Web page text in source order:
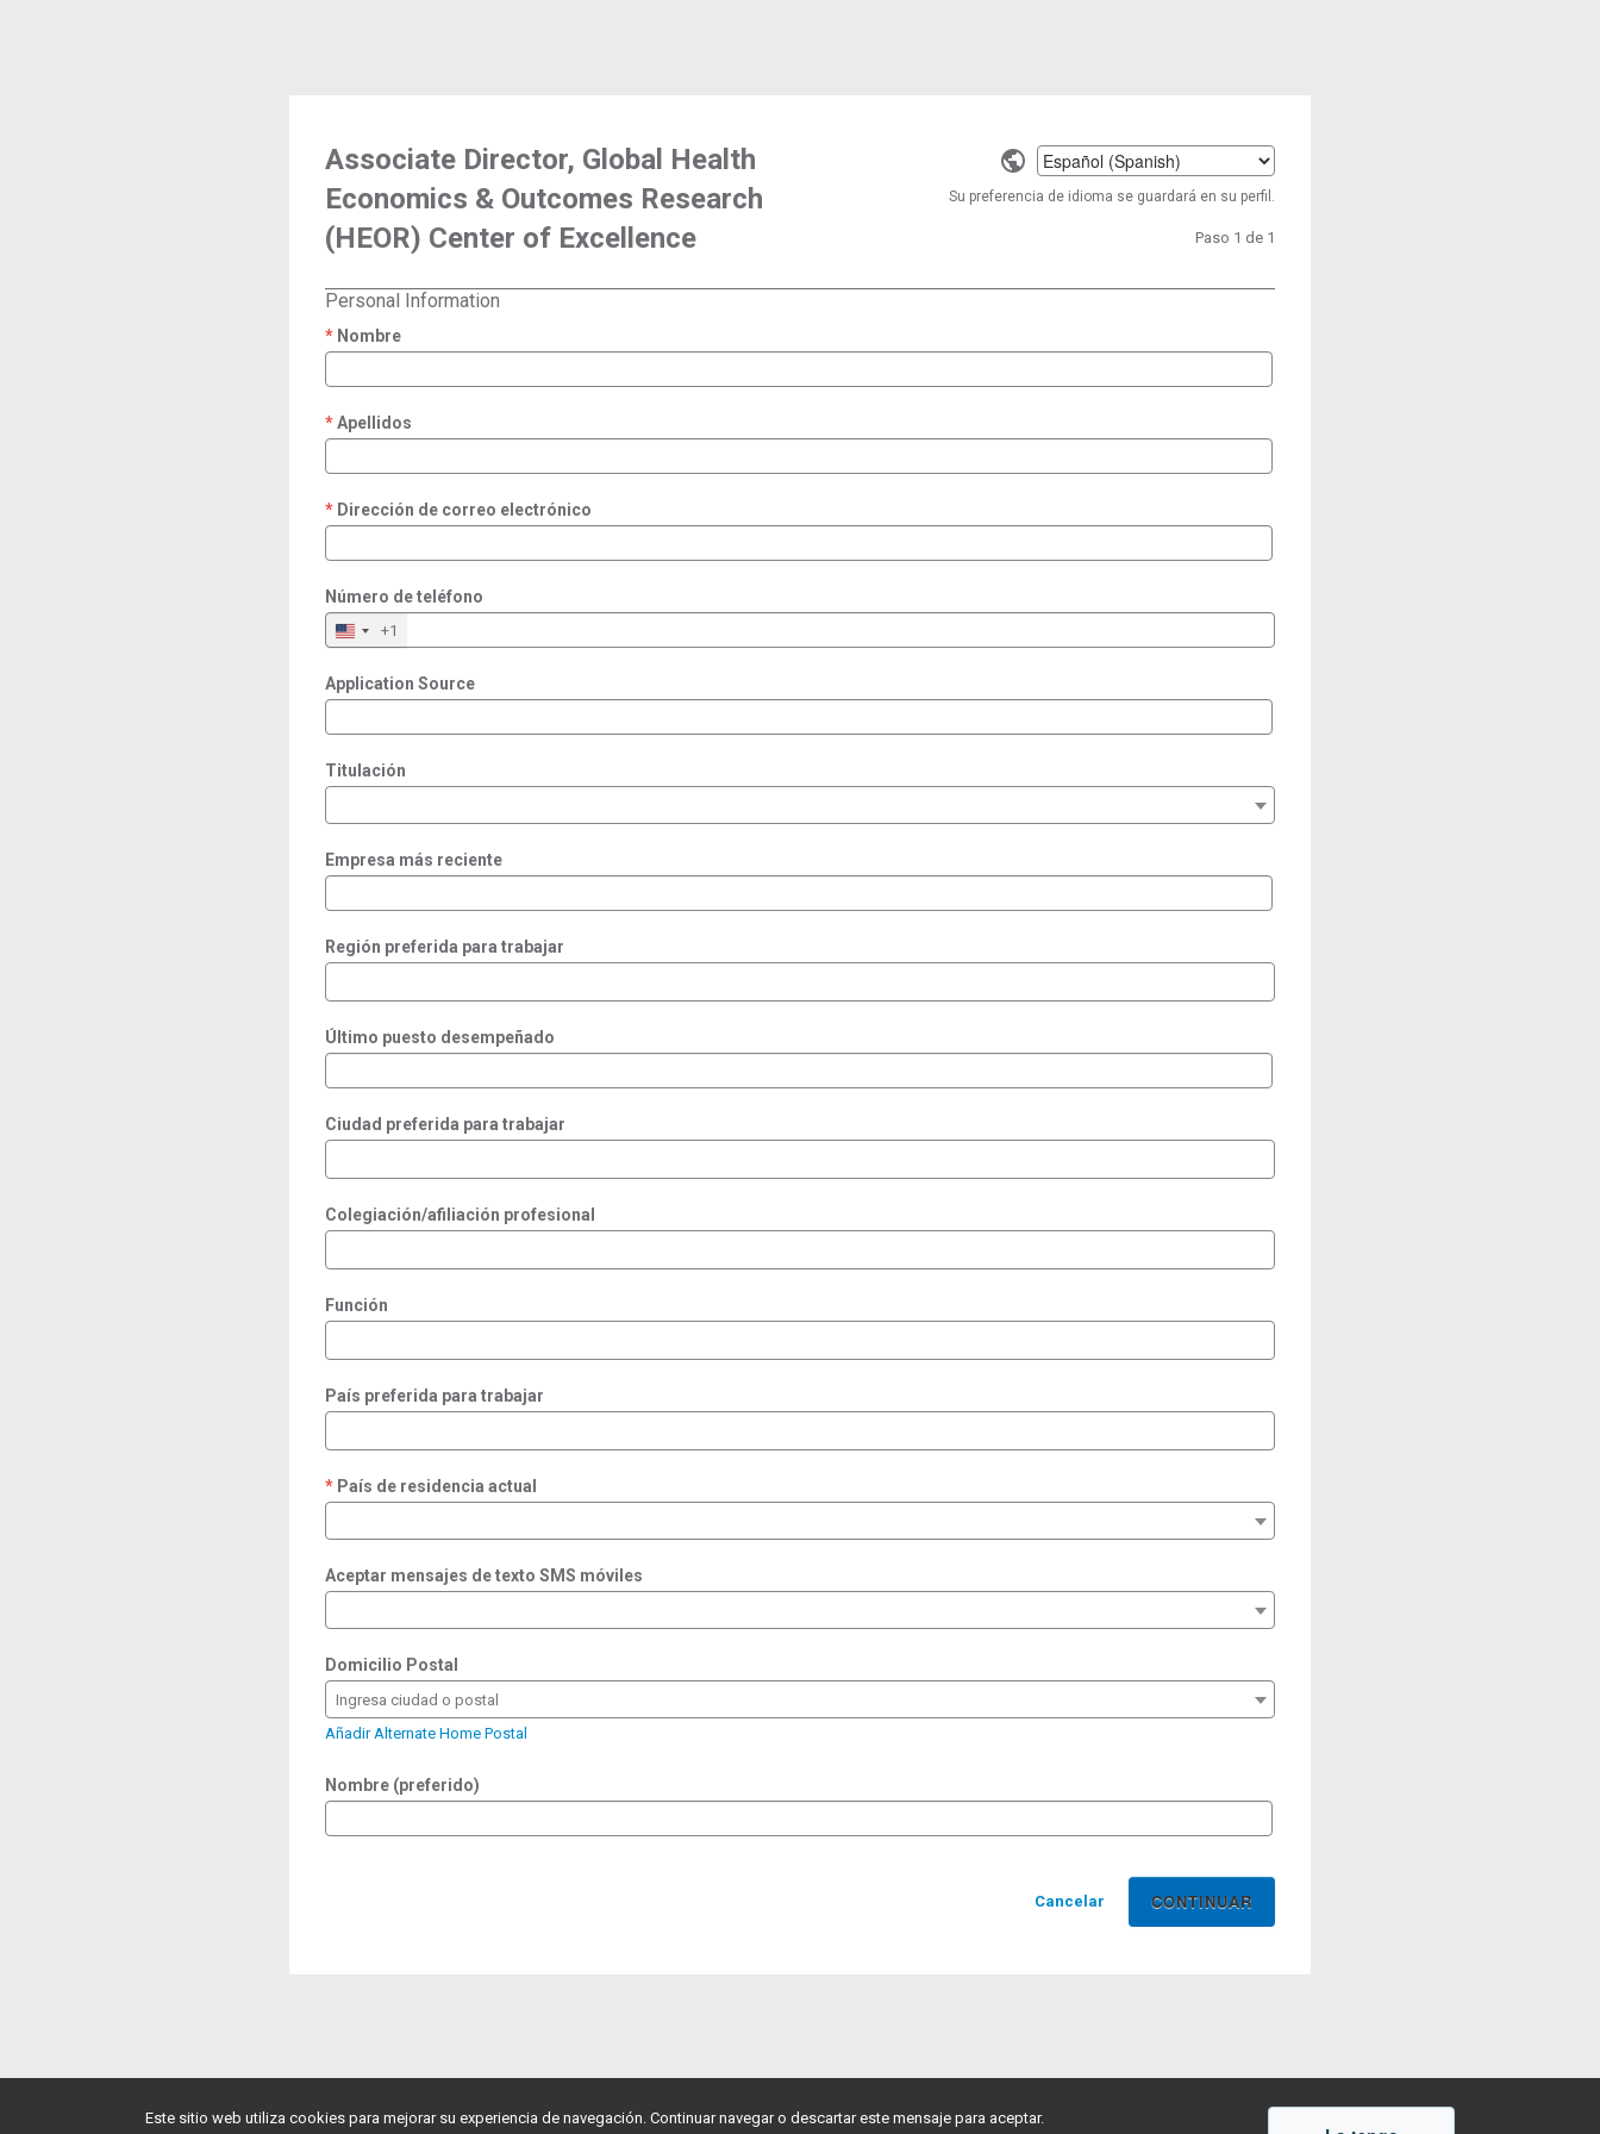
Select
a
Su preferencia de idioma se guardará en su perfil.
Associate Director, Global Health
Economics & Outcomes Research
(HEOR) Center of Excellence
Paso 1 de 1
Personal Information
Nombre
required
Apellidos
required
Dirección de correo electrónico
required
Número de teléfono
+1
Application Source
Titulación
Empresa más reciente
Región preferida para trabajar
Último puesto desempeñado
Ciudad preferida para trabajar
Colegiación/afiliación profesional
Función
País preferida para trabajar
País de residencia actual
required
Aceptar mensajes de texto SMS móviles
Domicilio Postal
Ingresa ciudad o postal
Añadir Alternate Home Postal
Nombre (preferido)
Cancelar
Este sitio web utiliza cookies para mejorar su experiencia de navegación. Continuar navegar o descartar este mensaje para aceptar.